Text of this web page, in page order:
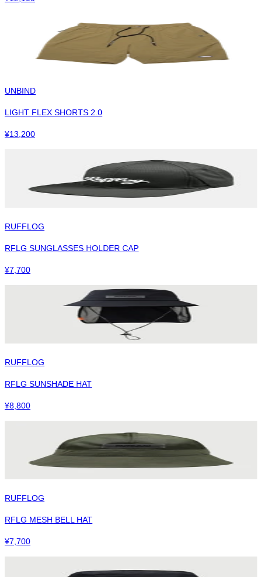
UNBIND
LIGHT FLEX SHORTS 2.0
¥13,200
RUFFLOG
RFLG SUNGLASSES HOLDER CAP
¥7,700
RUFFLOG
RFLG SUNSHADE HAT
¥8,800
RUFFLOG
RFLG MESH BELL HAT
¥7,700